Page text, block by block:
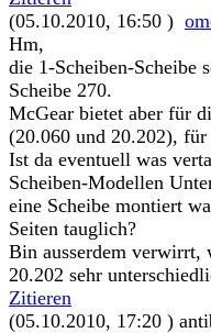
(05.10.2010, 16:50 )
Hm,
die 1-Scheiben-Scheibe
Scheibe 270.
McGear bietet aber für
(20.060 und 20.202),
Ist da eventuell was
Scheiben-Modellen
eine Scheibe montiert
Seiten tauglich?
Bin ausserdem verwirrt,
20.202 sehr
Zitieren
(05.10.2010, 17:20 )